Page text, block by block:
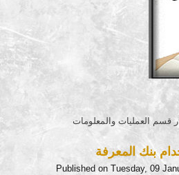
قسم العمليات والمعلومات
بنك المعرفة
Published on Tuesday, 09